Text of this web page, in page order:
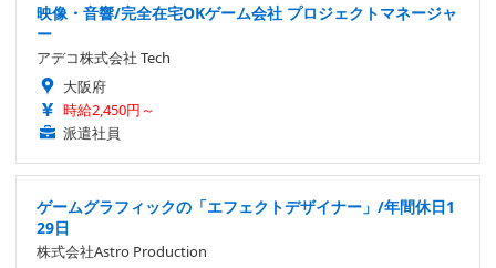
映像・音響/完全在宅OKゲーム会社 プロジェクトマネージャ
ー
アデコ株式会社 Tech
大阪府
時給2,450円～
派遣社員
ゲームグラフィックの「エフェクトデザイナー」/年間休日1
29日
株式会社Astro Production